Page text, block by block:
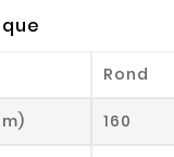
Rond
160